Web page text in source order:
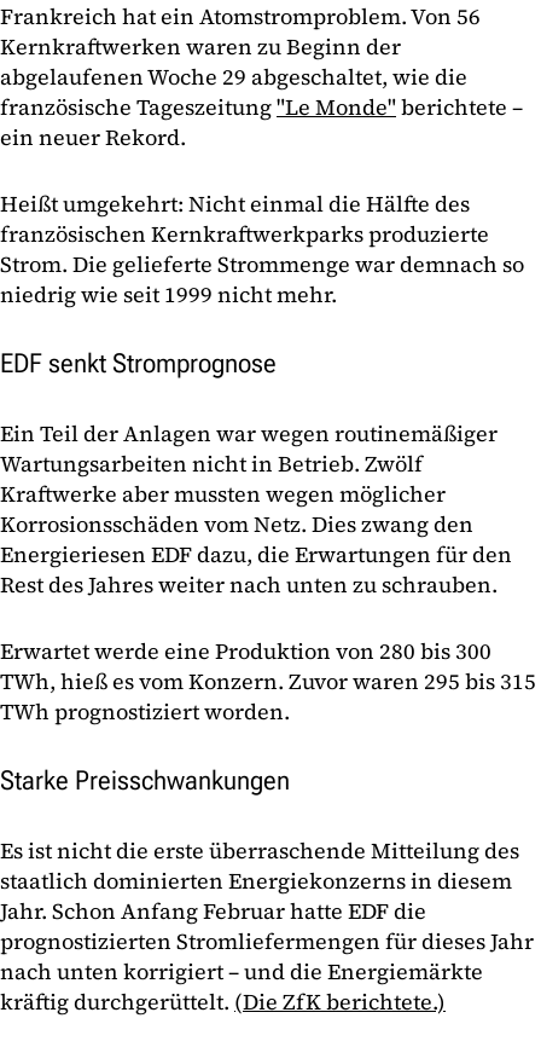
Frankreich hat ein Atomstromproblem. Von 56
Kernkraftwerken waren zu Beginn der
abgelaufenen Woche 29 abgeschaltet, wie die
französische Tageszeitung"Le Monde"berichtete –
ein neuer Rekord.
Heißt umgekehrt: Nicht einmal die Hälfte des
französischen Kernkraftwerkparks produzierte
Strom. Die gelieferte Strommenge war demnach so
niedrig wie seit 1999 nicht mehr.
EDF senkt Stromprognose
Ein Teil der Anlagen war wegen routinemäßiger
Wartungsarbeiten nicht in Betrieb. Zwölf
Kraftwerke aber mussten wegen möglicher
Korrosionsschäden vom Netz. Dies zwang den
Energieriesen EDF dazu, die Erwartungen für den
Rest des Jahres weiter nach unten zu schrauben.
Erwartet werde eine Produktion von 280 bis 300
TWh, hieß es vom Konzern. Zuvor waren 295 bis 315
TWh prognostiziert worden.
Starke Preisschwankungen
Es ist nicht die erste überraschende Mitteilung des
staatlich dominierten Energiekonzerns in diesem
Jahr. Schon Anfang Februar hatte EDF die
prognostizierten Stromliefermengen für dieses Jahr
nach unten korrigiert – und die Energiemärkte
kräftig durchgerüttelt. (Die ZfK berichtete.)